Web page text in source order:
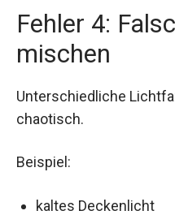
Fehler 4:
mischen
Unterschiedliche
chaotisch.
Beispiel:
kaltes Deckenlicht